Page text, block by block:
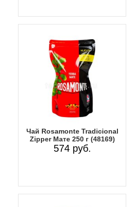
Чай Rosamonte Tradicional
Zipper Мате 250 г (48169)
574 руб.